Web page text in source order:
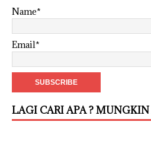
Name*
Email*
LAGI CARI APA ?